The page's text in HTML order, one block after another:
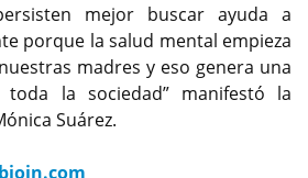
mejor buscar ayuda a
porque la salud mental empieza
madres y eso genera una
la sociedad” manifestó la
Suárez.